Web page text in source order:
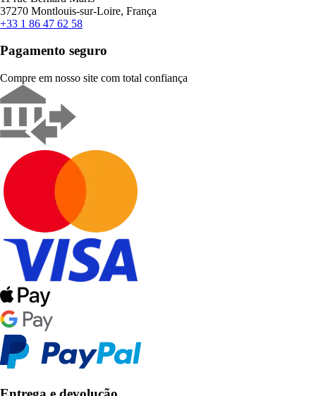
37270 Montlouis-sur-Loire, França
+33 1 86 47 62 58
Pagamento seguro
Compre em nosso site com total confiança